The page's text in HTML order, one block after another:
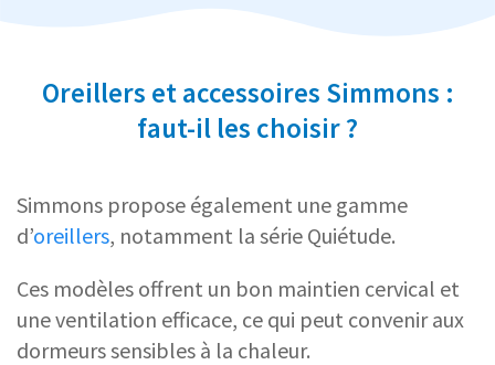
Oreillers et accessoires Simmons :
faut-il les choisir ?
Simmons propose également une gamme
d’oreillers, notamment la série Quiétude.
Ces modèles offrent un bon maintien cervical et
une ventilation efficace, ce qui peut convenir aux
dormeurs sensibles à la chaleur.